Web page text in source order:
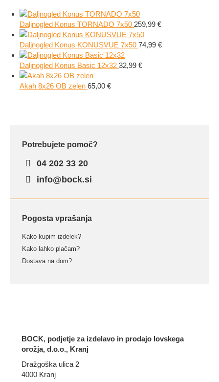
Daljnogled Konus TORNADO 7x50 259,99 €
Daljnogled Konus KONUSVUE 7x50 74,99 €
Daljnogled Konus Basic 12x32 32,99 €
Akah 8x26 OB zelen 65,00 €
Potrebujete pomoč?
04 202 33 20
info@bock.si
Pogosta vprašanja
Kako kupim izdelek?
Kako lahko plačam?
Dostava na dom?
BOCK, podjetje za izdelavo in prodajo lovskega
orožja, d.o.o., Kranj
Dražgoška ulica 2
4000 Kranj